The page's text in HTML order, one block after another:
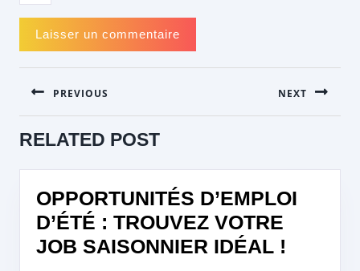
NAVIGATION
DE
L’ARTICLE
PREVIOUS
post:
NEXT
RELATED POST
OPPORTUNITÉS D’EMPLOI
D’ÉTÉ : TROUVEZ VOTRE
JOB SAISONNIER IDÉAL !